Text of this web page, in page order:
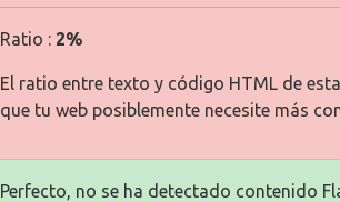
Ratio : 2%
El ratio entre texto y código HTML de
que tu web posiblemente necesite más
Perfecto, no se ha detectado contenido